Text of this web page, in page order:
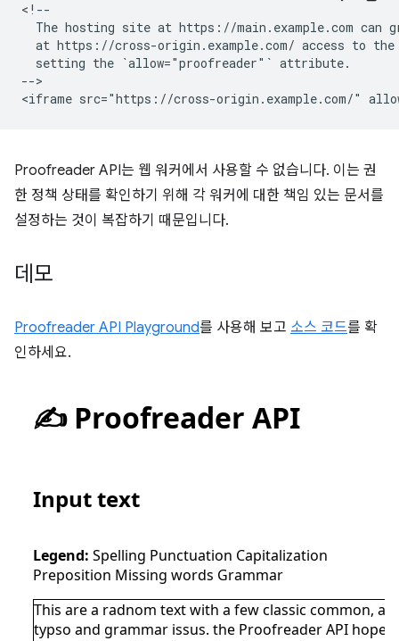
<!--
The hosting site at https://main.example.com can
at https://cross-origin.example.com/ access to
  setting the `allow="proofreader"` attribute.
-->
Proofreader API는 웹 워커에서 사용할 수 없습니다. 이는 권
한 정책 상태를 확인하기 위해 각 워커에 대한 책임 있는 문서를
설정하는 것이 복잡하기 때문입니다.
데모
Proofreader API Playground를 사용해 보고 소스 코드를 확
인하세요.